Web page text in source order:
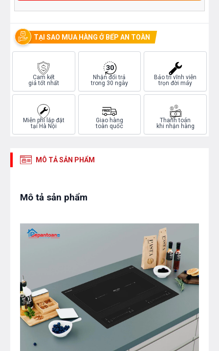
TẠI SAO MUA HÀNG Ở BẾP AN TOÀN
Cam kết
giá tốt nhất
Nhận đổi trả
trong 30 ngày
Bảo trì vĩnh viễn
trọn đời máy
Miễn phí lắp đặt
tại Hà Nội
Giao hàng
toàn quốc
Thanh toán
khi nhận hàng
MÔ TẢ SẢN PHẨM
Mô tả sản phẩm